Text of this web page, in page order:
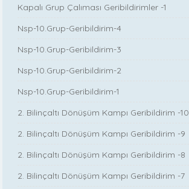
Kapalı Grup Çalıması Geribildirimler -1
Nsp-10.Grup-Geribildirim-4
Nsp-10.Grup-Geribildirim-3
Nsp-10.Grup-Geribildirim-2
Nsp-10.Grup-Geribildirim-1
2. Bilinçaltı Dönüşüm Kampı Geribildirim -10
2. Bilinçaltı Dönüşüm Kampı Geribildirim -9
2. Bilinçaltı Dönüşüm Kampı Geribildirim -8
2. Bilinçaltı Dönüşüm Kampı Geribildirim -7